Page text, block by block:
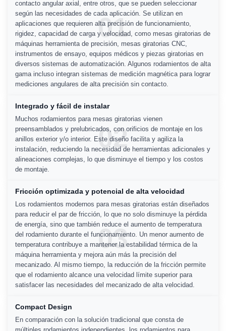
contacto angular axial, entre otros, que se pueden seleccionar
según las necesidades de cada aplicación. Se utilizan en
aplicaciones que requieren alta precisión de funcionamiento,
rigidez, capacidad de carga y velocidad, como mesas giratorias de
máquinas herramienta de precisión, mesas giratorias CNC,
instrumentos de ensayo, equipos médicos y piezas giratorias en
diversos sistemas de automatización. Algunos rodamientos de alta
gama incluso integran sistemas de medición magnética para lograr
mediciones angulares de alta precisión sin contacto.
01
Integrado y fácil de instalar
Muchos rodamientos para mesas giratorias vienen
preensamblados y prelubricados, con orificios de montaje en los
anillos exterior y/o interior. Este diseño facilita y agiliza la
instalación, reduciendo la necesidad de herramientas adicionales y
alineaciones complejas, lo que disminuye el tiempo y los costos
de montaje.
02
Fricción optimizada y potencial de alta velocidad
Los rodamientos modernos para mesas giratorias están diseñados
para reducir el par de fricción, lo que no solo disminuye la pérdida
de energía, sino que también reduce el aumento de temperatura
del rodamiento durante el funcionamiento. Un menor aumento de
temperatura contribuye a mantener la estabilidad térmica de la
máquina herramienta y mejora aún más la precisión del
mecanizado. Al mismo tiempo, la reducción de la fricción permite
que el rodamiento alcance una velocidad límite superior para
satisfacer las necesidades del mecanizado de alta velocidad.
03
Compact Design
En comparación con la solución tradicional que consta de